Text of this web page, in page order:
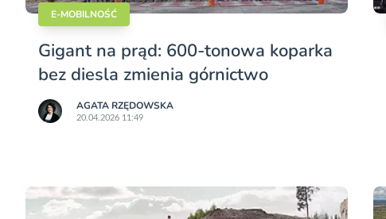
E-MOBILNOŚĆ
Gigant na prąd: 600-tonowa koparka
bez diesla zmienia górnictwo
AGATA RZĘDOWSKA
20.04.2026 11:49